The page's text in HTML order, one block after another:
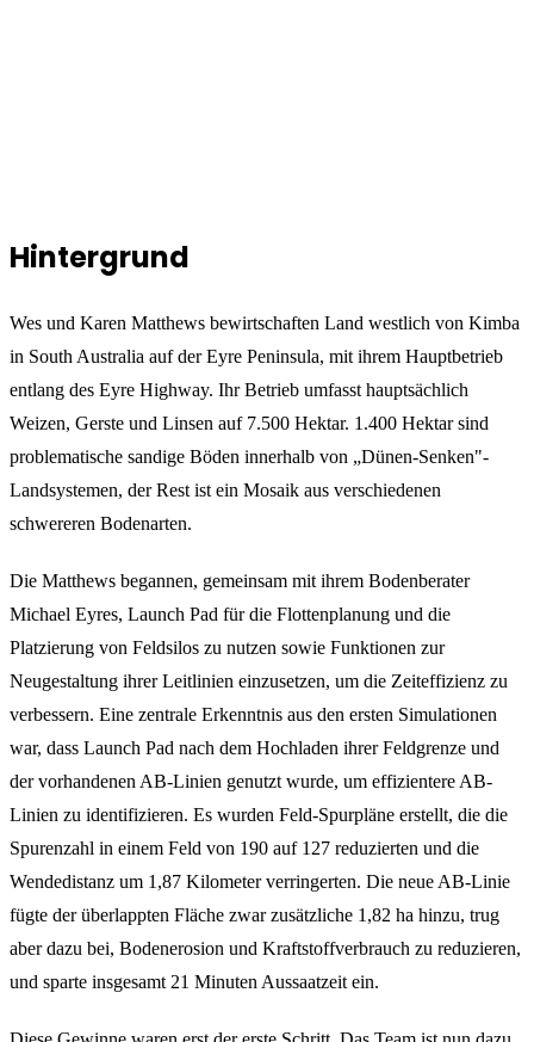
Hintergrund
Wes und Karen Matthews bewirtschaften Land westlich von Kimba
in South Australia auf der Eyre Peninsula, mit ihrem Hauptbetrieb
entlang des Eyre Highway. Ihr Betrieb umfasst hauptsächlich
Weizen, Gerste und Linsen auf 7.500 Hektar. 1.400 Hektar sind
problematische sandige Böden innerhalb von „Dünen-Senken"-
Landsystemen, der Rest ist ein Mosaik aus verschiedenen
schwereren Bodenarten.
Die Matthews begannen, gemeinsam mit ihrem Bodenberater
Michael Eyres, Launch Pad für die Flottenplanung und die
Platzierung von Feldsilos zu nutzen sowie Funktionen zur
Neugestaltung ihrer Leitlinien einzusetzen, um die Zeiteffizienz zu
verbessern. Eine zentrale Erkenntnis aus den ersten Simulationen
war, dass Launch Pad nach dem Hochladen ihrer Feldgrenze und
der vorhandenen AB-Linien genutzt wurde, um effizientere AB-
Linien zu identifizieren. Es wurden Feld-Spurpläne erstellt, die die
Spurenzahl in einem Feld von 190 auf 127 reduzierten und die
Wendedistanz um 1,87 Kilometer verringerten. Die neue AB-Linie
fügte der überlappten Fläche zwar zusätzliche 1,82 ha hinzu, trug
aber dazu bei, Bodenerosion und Kraftstoffverbrauch zu reduzieren,
und sparte insgesamt 21 Minuten Aussaatzeit ein.